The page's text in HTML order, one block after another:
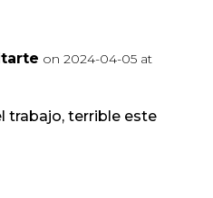
on 2024-04-05 at
trabajo, terrible este